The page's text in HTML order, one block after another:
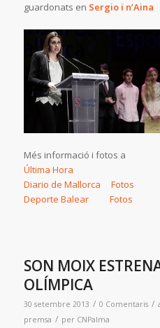
guardonats en Sergio i n’Aina
Més informació i fotos a
Última Hora
Diario de Mallorca
Fotos
Deporte Balear
Fotos
SON MOIX
OLÍMPICA
30 setembre 2013 / 0 Comentaris /
premsa / per CNPalma